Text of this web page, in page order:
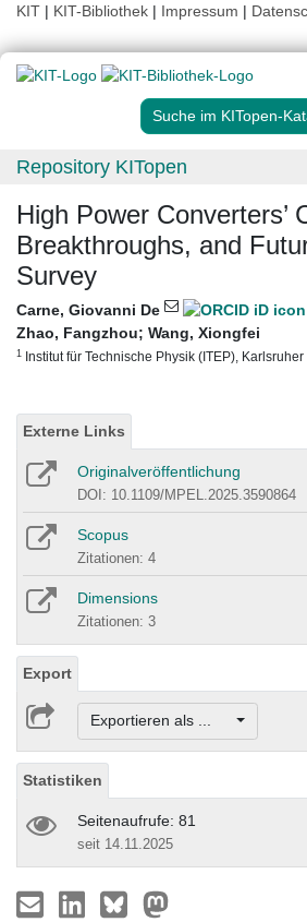
KIT | KIT-Bibliothek | Impressum |
Suche im KITopen-
Repository KITopen
High Power Converters’
Breakthroughs, and
Survey
Carne, Giovanni De
Zhao, Fangzhou; Wang, Xiongfei
1 Institut für Technische Physik (ITEP),
Externe Links
Originalveröffentlichung
DOI: 10.1109/MPEL.2025.3590864
Scopus
Zitationen: 4
Dimensions
Zitationen: 3
Export
Exportieren als ...
Statistiken
Seitenaufrufe: 81
seit 14.11.2025